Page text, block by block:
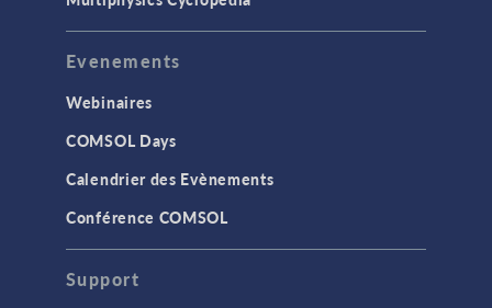
Mécanique des structures
MEMS & dispositifs piezoélectriques
TAGS
Evenements
Webinaires
COMSOL Days
Calendrier des Evènements
Conférence COMSOL
Support